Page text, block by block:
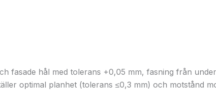
fasade hål med tolerans +0,05 mm, fasning från
optimal planhet (tolerans ≤0,3 mm) och motstånd